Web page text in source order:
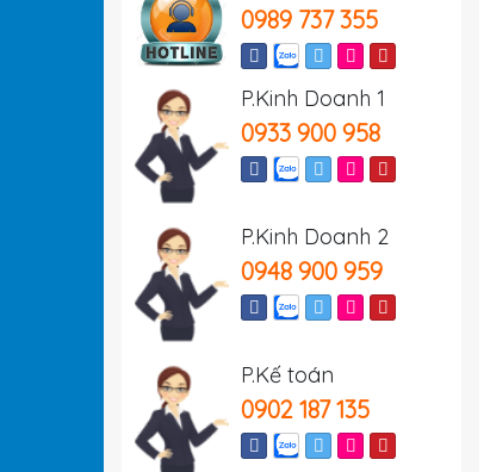
0989 737 355
P.Kinh Doanh 1
0933 900 958
P.Kinh Doanh 2
0948 900 959
P.Kế toán
0902 187 135